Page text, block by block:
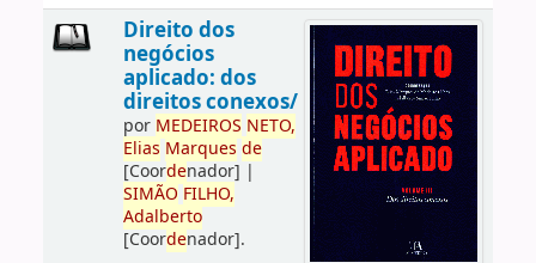
Direito dos
negócios
aplicado: dos
direitos conexos/
por MEDEIROS NETO,
Elias Marques de
[Coordenador] |
SIMÃO FILHO,
Adalberto
[Coordenador].